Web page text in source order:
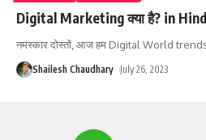
Digital Marketing क्या है? in Hindi
नमस्कार दोस्तों, आज हम Digital World trends
Shailesh Chaudhary July 26, 2023